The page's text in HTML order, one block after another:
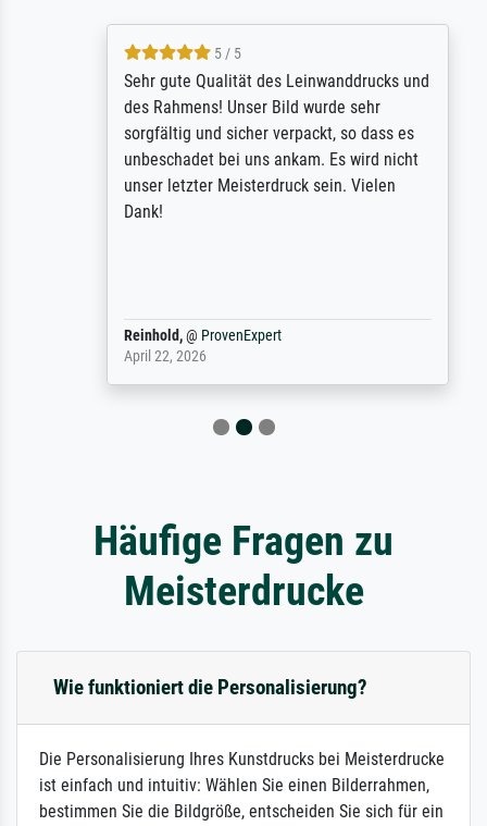
5 / 5
Sehr gute Qualität des Leinwanddrucks und
des Rahmens! Unser Bild wurde sehr
sorgfältig und sicher verpackt, so dass es
unbeschadet bei uns ankam. Es wird nicht
unser letzter Meisterdruck sein. Vielen
Dank!
Reinhold,@ProvenExpert
April 22, 2026
Häufige Fragen zu
Meisterdrucke
Wie funktioniert die Personalisierung?
Die Personalisierung Ihres Kunstdrucks bei Meisterdrucke
ist einfach und intuitiv: Wählen Sie einen Bilderrahmen,
bestimmen Sie die Bildgröße, entscheiden Sie sich für ein